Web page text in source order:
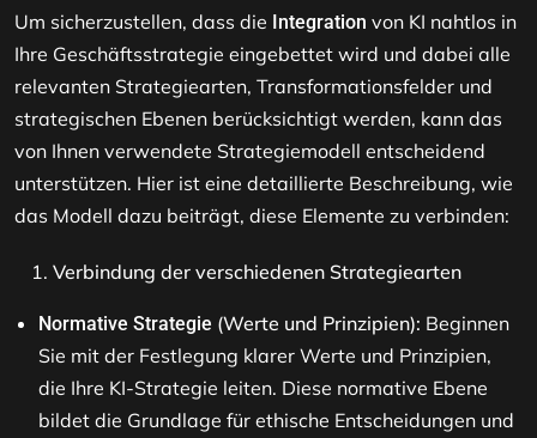
Um sicherzustellen, dass die Integration von KI nahtlos in
Ihre Geschäftsstrategie eingebettet wird und dabei alle
relevanten Strategiearten, Transformationsfelder und
strategischen Ebenen berücksichtigt werden, kann das
von Ihnen verwendete Strategiemodell entscheidend
unterstützen. Hier ist eine detaillierte Beschreibung, wie
das Modell dazu beiträgt, diese Elemente zu verbinden:
Verbindung der verschiedenen Strategiearten
Normative Strategie (Werte und Prinzipien): Beginnen
Sie mit der Festlegung klarer Werte und Prinzipien,
die Ihre KI-Strategie leiten. Diese normative Ebene
bildet die Grundlage für ethische Entscheidungen und